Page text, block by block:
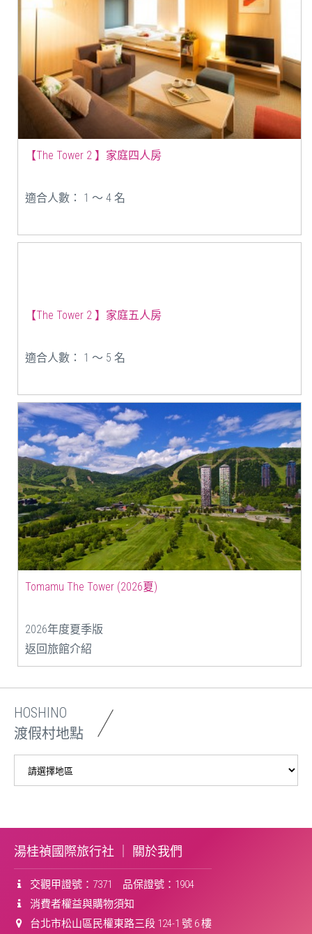
【The Tower 2 】家庭四人房
適合人數： 1 ～ 4 名
【The Tower 2 】家庭五人房
適合人數： 1 ～ 5 名
Tomamu The Tower (2026夏)
2026年度夏季版
返回旅館介紹
HOSHINO
渡假村地點
湯桂禎國際旅行社 ｜ 關於我們
交觀甲證號：7371 品保證號：1904
消費者權益與購物須知
台北市松山區民權東路三段 124-1 號 6 樓